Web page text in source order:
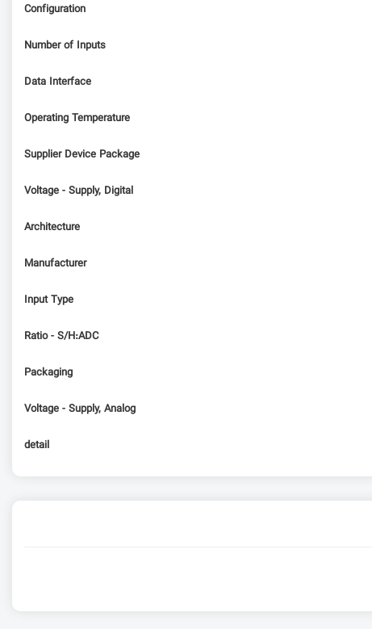
Configuration
Number of Inputs
Data Interface
Operating Temperature
Supplier Device Package
Voltage - Supply, Digital
Architecture
Manufacturer
Input Type
Ratio - S/H:ADC
Packaging
Voltage - Supply, Analog
detail